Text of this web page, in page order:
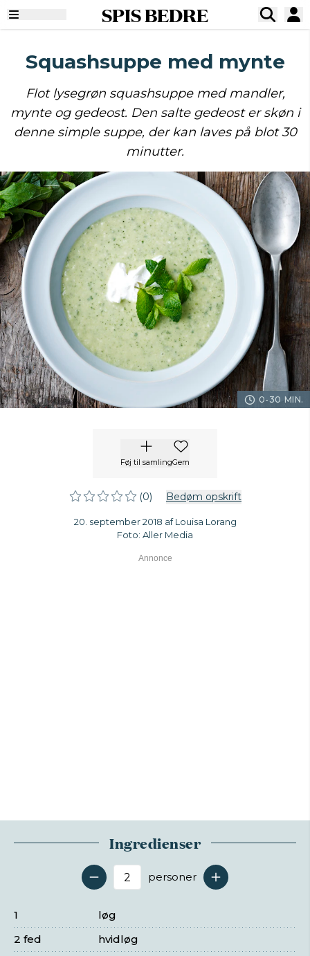
SPIS BEDRE
Squashsuppe med mynte
Flot lysegrøn squashsuppe med mandler,
mynte og gedeost. Den salte gedeost er skøn i
denne simple suppe, der kan laves på blot 30
minutter.
0-30 MIN.
Føj til samlingGem
(0) Bedøm opskrift
20. september 2018 af Louisa Lorang
Foto: Aller Media
Ingredienser
Antal serveringer
personer
løg
1
hvidløg
2 fed